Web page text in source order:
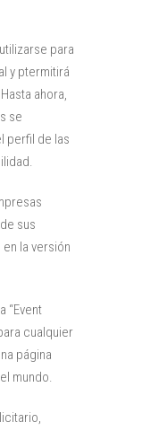
para
y ptermitirá
ahora,
se
perfil de las
sus
la versión
“Event
cualquier
página
mundo.